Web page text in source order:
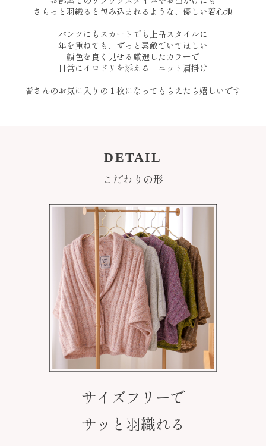
さらっと羽織ると包み込まれるような、優しい着心地
パンツにもスカートでも上品スタイルに
「年を重ねても、ずっと素敵でいてほしい」
顔色を良く見せる厳選したカラーで
日常にイロドリを添える ニット肩掛け
皆さんのお気に入りの１枚になってもらえたら嬉しいです
DETAIL
こだわりの形
サイズフリーで
サッと羽織れる